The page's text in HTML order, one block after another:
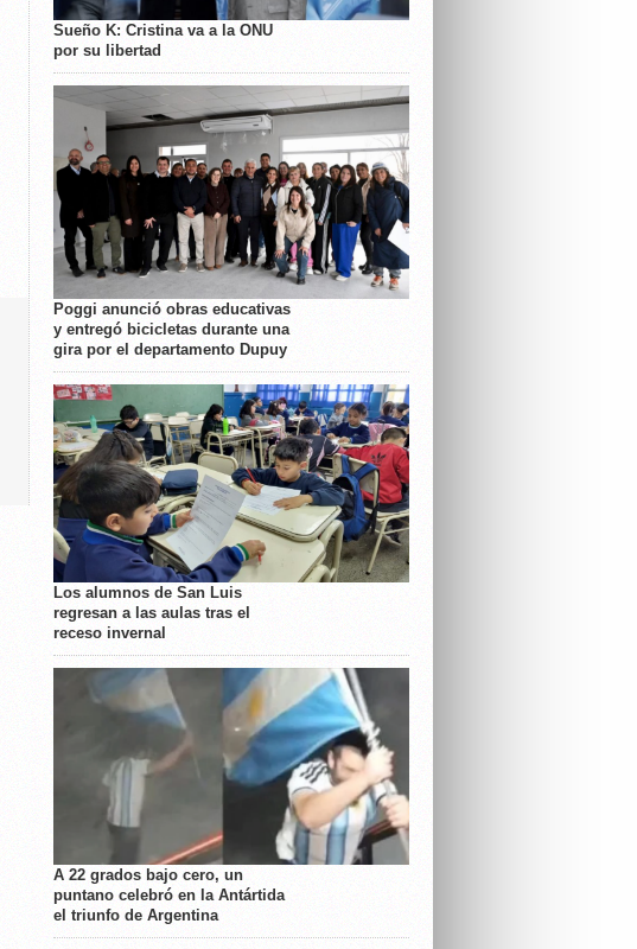
Sueño K: Cristina va a la ONU
por su libertad
Poggi anunció obras educativas
y entregó bicicletas durante una
gira por el departamento Dupuy
Los alumnos de San Luis
regresan a las aulas tras el
receso invernal
A 22 grados bajo cero, un
puntano celebró en la Antártida
el triunfo de Argentina